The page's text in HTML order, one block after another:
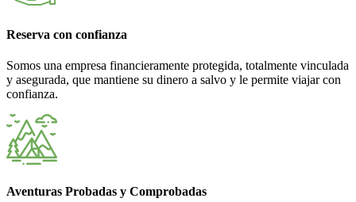
Reserva con confianza
Somos una empresa financieramente protegida, totalmente vinculada
y asegurada, que mantiene su dinero a salvo y le permite viajar con
confianza.
Aventuras Probadas y Comprobadas